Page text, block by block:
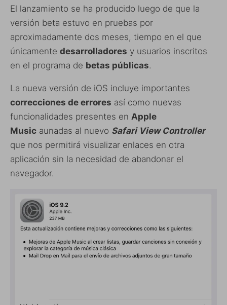
El lanzamiento se ha producido luego de que la
versión beta estuvo en pruebas por
aproximadamente dos meses, tiempo en el que
únicamente desarrolladores y usuarios inscritos
en el programa de betas públicas.
La nueva versión de iOS incluye importantes
correcciones de errores así como nuevas
funcionalidades presentes en Apple
Music aunadas al nuevo Safari View Controller
que nos permitirá visualizar enlaces en otra
aplicación sin la necesidad de abandonar el
navegador.